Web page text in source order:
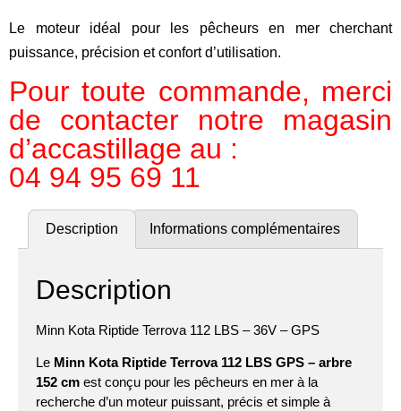
Le moteur idéal pour les pêcheurs en mer cherchant
puissance, précision et confort d’utilisation.
Pour toute commande, merci
de contacter notre magasin
d’accastillage au :
04 94 95 69 11
Description Informations complémentaires
Description
Minn Kota Riptide Terrova 112 LBS – 36V – GPS
Le Minn Kota Riptide Terrova 112 LBS GPS – arbre
152 cm est conçu pour les pêcheurs en mer à la
recherche d’un moteur puissant, précis et simple à